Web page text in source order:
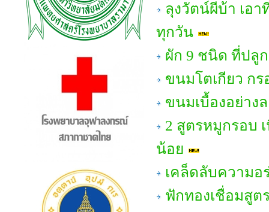
ลุงวัตน์ผีบ้า เอ
ทุกวัน
ผัก 9 ชนิด ที่ปลูก
ขนมโตเกียว ก
ขนมเบื้องอย่าง
2 สูตรหมูกรอบ
น้อย
เคล็ดลับความอ
ฟักทองเชื่อมสูต